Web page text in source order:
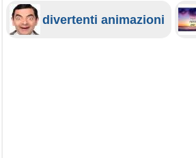
divertenti animazioni